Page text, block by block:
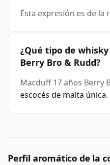
Esta expresión es de la
¿Qué tipo de
Berry Bro & Rudd?
Macduff 17 años Berry
escocés de malta única.
Perfil aromático de la